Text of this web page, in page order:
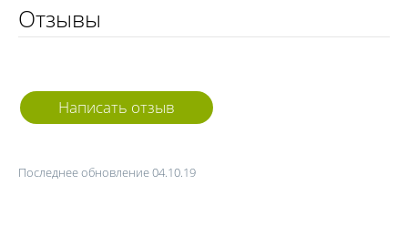
Отзывы
Написать отзыв
Последнее обновление 04.10.19